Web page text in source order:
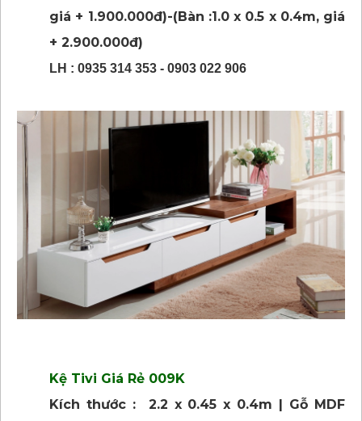
giá + 1.900.000đ)-(Bàn :1.0 x 0.5 x 0.4m, giá
+ 2.900.000đ)
LH : 0935 314 353 - 0903 022 906
Kệ Tivi Giá Rẻ 009K
Kích thước : 2.2 x 0.45 x 0.4m | Gỗ MDF